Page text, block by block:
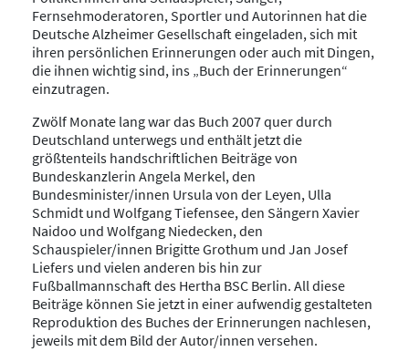
Fernsehmoderatoren, Sportler und Autorinnen hat die
Deutsche Alzheimer Gesellschaft eingeladen, sich mit
ihren persönlichen Erinnerungen oder auch mit Dingen,
die ihnen wichtig sind, ins „Buch der Erinnerungen“
einzutragen.
Zwölf Monate lang war das Buch 2007 quer durch
Deutschland unterwegs und enthält jetzt die
größtenteils handschriftlichen Beiträge von
Bundeskanzlerin Angela Merkel, den
Bundesminister/innen Ursula von der Leyen, Ulla
Schmidt und Wolfgang Tiefensee, den Sängern Xavier
Naidoo und Wolfgang Niedecken, den
Schauspieler/innen Brigitte Grothum und Jan Josef
Liefers und vielen anderen bis hin zur
Fußballmannschaft des Hertha BSC Berlin. All diese
Beiträge können Sie jetzt in einer aufwendig gestalteten
Reproduktion des Buches der Erinnerungen nachlesen,
jeweils mit dem Bild der Autor/innen versehen.